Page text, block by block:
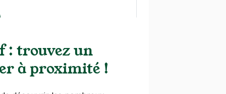
: trouvez un
à proximité !